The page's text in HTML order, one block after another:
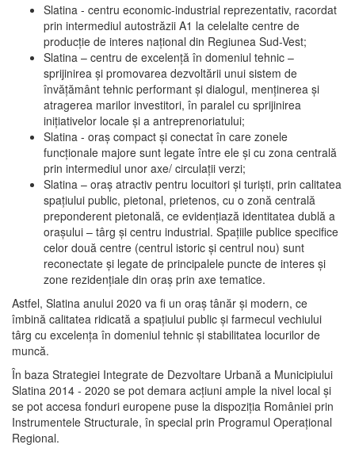
Slatina - centru economic-industrial reprezentativ, racordat
prin intermediul autostrăzii A1 la celelalte centre de
producţie de interes naţional din Regiunea Sud-Vest;
Slatina – centru de excelenţă în domeniul tehnic –
sprijinirea şi promovarea dezvoltării unui sistem de
învăţământ tehnic performant şi dialogul, menţinerea şi
atragerea marilor investitori, în paralel cu sprijinirea
iniţiativelor locale şi a antreprenoriatului;
Slatina - oraş compact şi conectat în care zonele
funcţionale majore sunt legate între ele şi cu zona centrală
prin intermediul unor axe/ circulații verzi;
Slatina – oraş atractiv pentru locuitori şi turişti, prin calitatea
spaţiului public, pietonal, prietenos, cu o zonă centrală
preponderent pietonală, ce evidenţiază identitatea dublă a
oraşului – târg şi centru industrial. Spaţiile publice specifice
celor două centre (centrul istoric şi centrul nou) sunt
reconectate şi legate de principalele puncte de interes şi
zone rezidenţiale din oraş prin axe tematice.
Astfel, Slatina anului 2020 va fi un oraş tânăr şi modern, ce
îmbină calitatea ridicată a spaţiului public şi farmecul vechiului
târg cu excelenţa în domeniul tehnic şi stabilitatea locurilor de
muncă.
În baza Strategiei Integrate de Dezvoltare Urbană a Municipiului
Slatina 2014 - 2020 se pot demara acţiuni ample la nivel local şi
se pot accesa fonduri europene puse la dispoziţia României prin
Instrumentele Structurale, în special prin Programul Operațional
Regional.